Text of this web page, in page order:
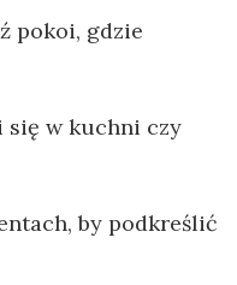
pokoi,⁣ gdzie
się w kuchni czy
by podkreślić